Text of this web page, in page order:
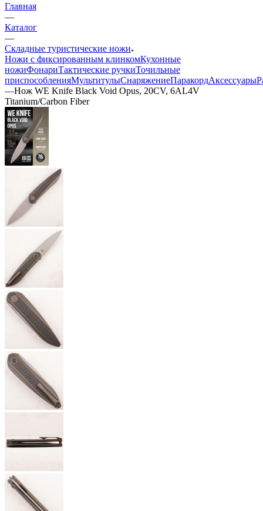
Главная
—
Каталог
—
Складные туристические ножи
Ножи с фиксированным клинкомКухонные
ножиФонариТактические ручкиТочильные
приспособленияМультитулыСнаряжениеПаракордАксессуары
—Нож WE Knife Black Void Opus, 20CV, 6AL4V
Titanium/Carbon Fiber